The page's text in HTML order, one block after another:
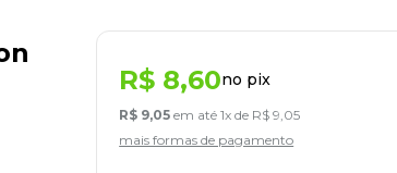
R$ 8,60no pix
R$ 9,05 em até1x de R$ 9 05
mais formas de pagamento